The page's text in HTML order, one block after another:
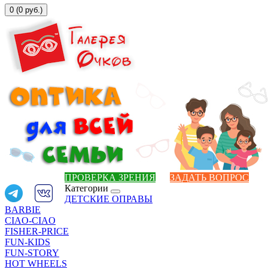
0 (0 руб.)
ПРОВЕРКА ЗРЕНИЯ
ЗАДАТЬ ВОПРОС
Категории
ДЕТСКИЕ ОПРАВЫ
BARBIE
CIAO-CIAO
FISHER-PRICE
FUN-KIDS
FUN-STORY
HOT WHEELS